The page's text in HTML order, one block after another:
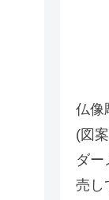
仏像
(図
ダー
売し